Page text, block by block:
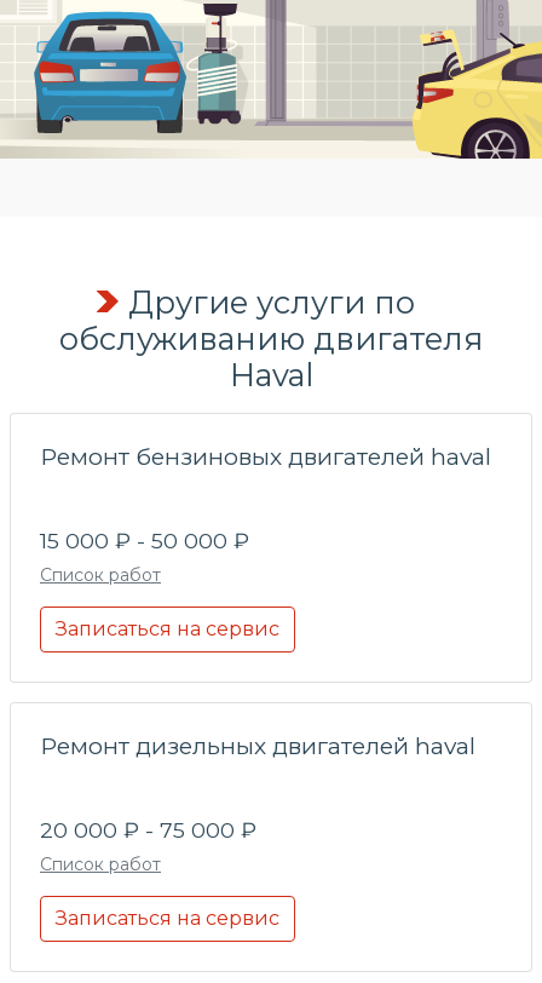
Другие услуги по
обслуживанию двигателя
Haval
Ремонт бензиновых двигателей haval
15 000 ₽ - 50 000 ₽
Список работ
Записаться на сервис
Ремонт дизельных двигателей haval
20 000 ₽ - 75 000 ₽
Список работ
Записаться на сервис